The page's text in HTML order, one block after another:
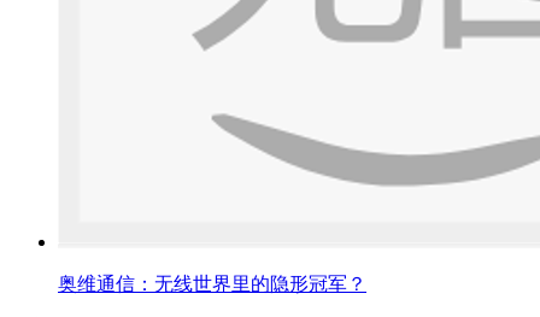
奥维通信：无线世界里的隐形冠军？